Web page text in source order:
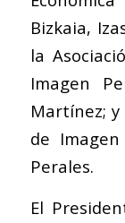
Bizkaia,
la
Imagen
Martínez;
de
Perales.
El